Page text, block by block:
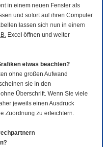
in einem neuen Fenster als
und sofort auf ihren Computer
lassen sich nun in einem
Excel öffnen und weiter
etwas beachten?
ohne großen Aufwand
sie in den
Überschrift. Wenn Sie viele
jeweils einen Ausdruck
Zuordnung zu erleichtern.